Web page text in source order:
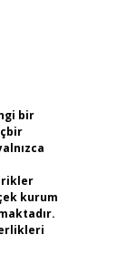
bir
kurum